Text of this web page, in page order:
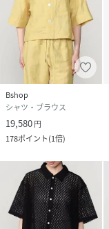
Bshop
シャツ・ブラウス
19,580円
178ポイント(1倍)